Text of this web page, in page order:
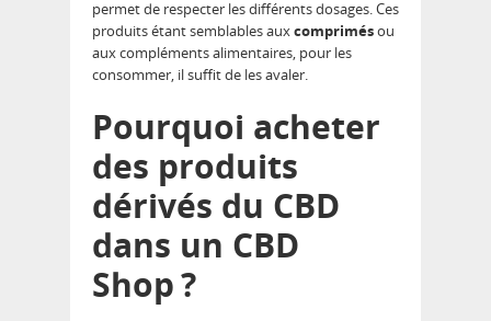
permet de respecter les différents dosages. Ces
produits étant semblables auxcomprimésou
aux compléments alimentaires, pour les
consommer, il suffit de les avaler.
Pourquoi acheter
des produits
dérivés du CBD
dans un CBD
Shop ?